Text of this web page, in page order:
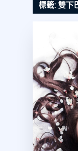
標籤:雙下